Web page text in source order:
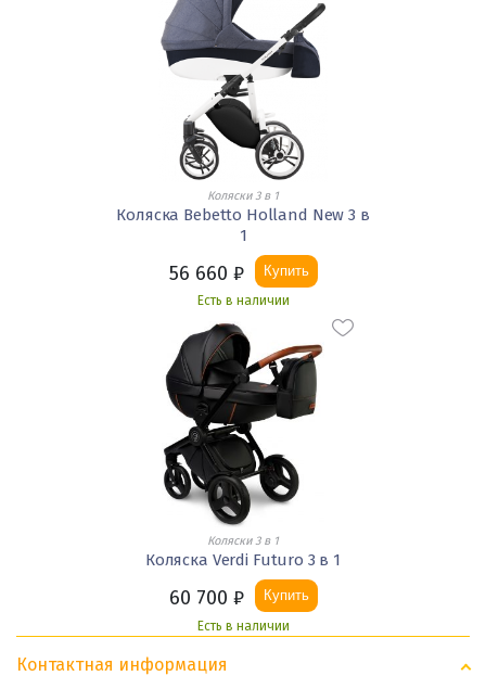
Коляски 3 в 1
Коляска Bebetto Holland New 3 в
1
56 660 ₽ Купить
Есть в наличии
Коляски 3 в 1
Коляска Verdi Futuro 3 в 1
60 700 ₽ Купить
Есть в наличии
Контактная информация